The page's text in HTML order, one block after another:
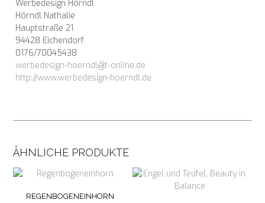
Werbedesign Hörndl
Hörndl Nathalie
Hauptstraße 21
94428 Eichendorf
0176/70045438
werbedesign-hoerndl@t-online.de
http://www.werbedesign-hoerndl.de
ÄHNLICHE PRODUKTE
REGENBOGENEINHORN